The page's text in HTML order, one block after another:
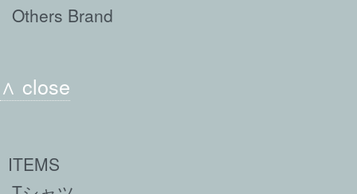
Others Brand
∧ close
ITEMS